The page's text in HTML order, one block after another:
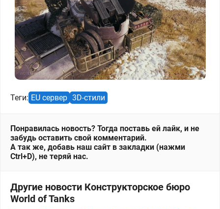
Теги: EU сервер 3D-стили
Понравилась новость? Тогда поставь ей лайк, и не
забудь оставить свой комментарий.
А так же, добавь наш сайт в закладки (нажми
Ctrl+D), не теряй нас.
Другие новости Конструкторское бюро
World of Tanks